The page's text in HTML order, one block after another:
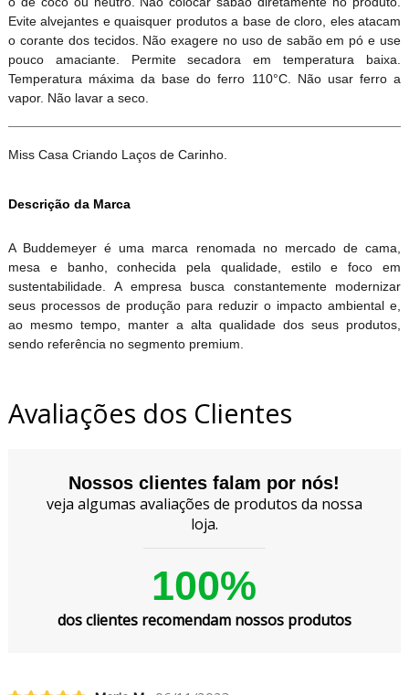
Evite alvejantes e quaisquer produtos a base de cloro, eles atacam
o corante dos tecidos. Não exagere no uso de sabão em pó e use
pouco amaciante. Permite secadora em temperatura baixa.
Temperatura máxima da base do ferro 110°C. Não usar ferro a
vapor. Não lavar a seco.
Miss Casa Criando Laços de Carinho.
Descrição da Marca
A Buddemeyer é uma marca renomada no mercado de cama,
mesa e banho, conhecida pela qualidade, estilo e foco em
sustentabilidade. A empresa busca constantemente modernizar
seus processos de produção para reduzir o impacto ambiental e,
ao mesmo tempo, manter a alta qualidade dos seus produtos,
sendo referência no segmento premium.
Avaliações dos Clientes
Nossos clientes falam por nós!
veja algumas avaliações de produtos da nossa
loja.
100%
dos clientes recomendam nossos produtos